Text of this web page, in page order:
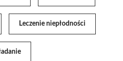
Leczenie niepłodności